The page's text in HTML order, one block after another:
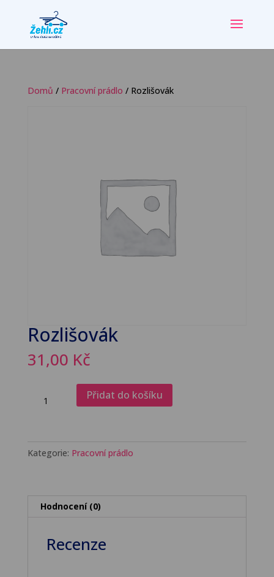
Domů / Pracovní prádlo / Rozlišovák
Rozlišovák
31,00 Kč
množství
Přidat do košíku
Kategorie: Pracovní prádlo
Hodnocení (0)
Recenze